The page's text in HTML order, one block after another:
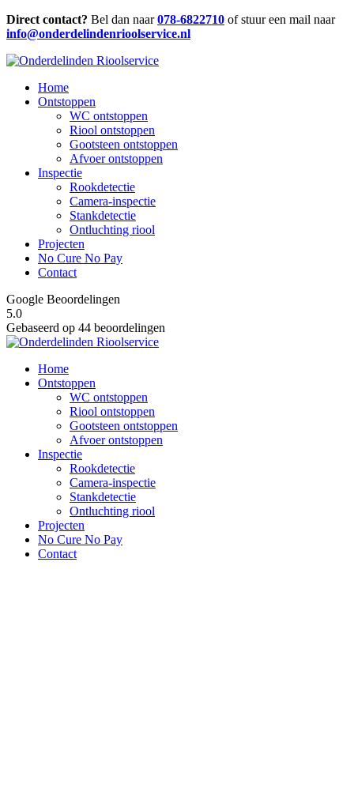
Direct contact? Bel dan naar078-6822710 of stuur een mail naar
info@onderdelindenrioolservice.nl
Home
Ontstoppen
WC ontstoppen
Riool ontstoppen
Gootsteen ontstoppen
Afvoer ontstoppen
Inspectie
Rookdetectie
Camera-inspectie
Stankdetectie
Ontluchting riool
Projecten
No Cure No Pay
Contact
Google Beoordelingen
5.0
Gebaseerd op 44 beoordelingen
Home
Ontstoppen
WC ontstoppen
Riool ontstoppen
Gootsteen ontstoppen
Afvoer ontstoppen
Inspectie
Rookdetectie
Camera-inspectie
Stankdetectie
Ontluchting riool
Projecten
No Cure No Pay
Contact